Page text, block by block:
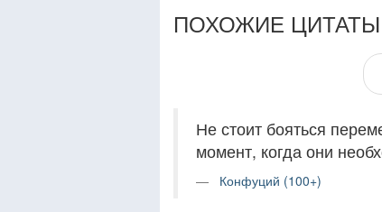
ПОХОЖИЕ ЦИТАТЫ
Не стоит бояться
момент, когда они
Конфуций (100+)